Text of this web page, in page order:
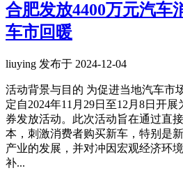
合肥发放4400万元汽车
车市回暖
liuying 发布于 2024-12-04
活动背景与目的 为促进当地汽车市
定自2024年11月29日至12月8日开
券发放活动。此次活动旨在通过直
本，刺激消费者购买新车，特别是
产业的发展，并对冲因宏观经济环
补...